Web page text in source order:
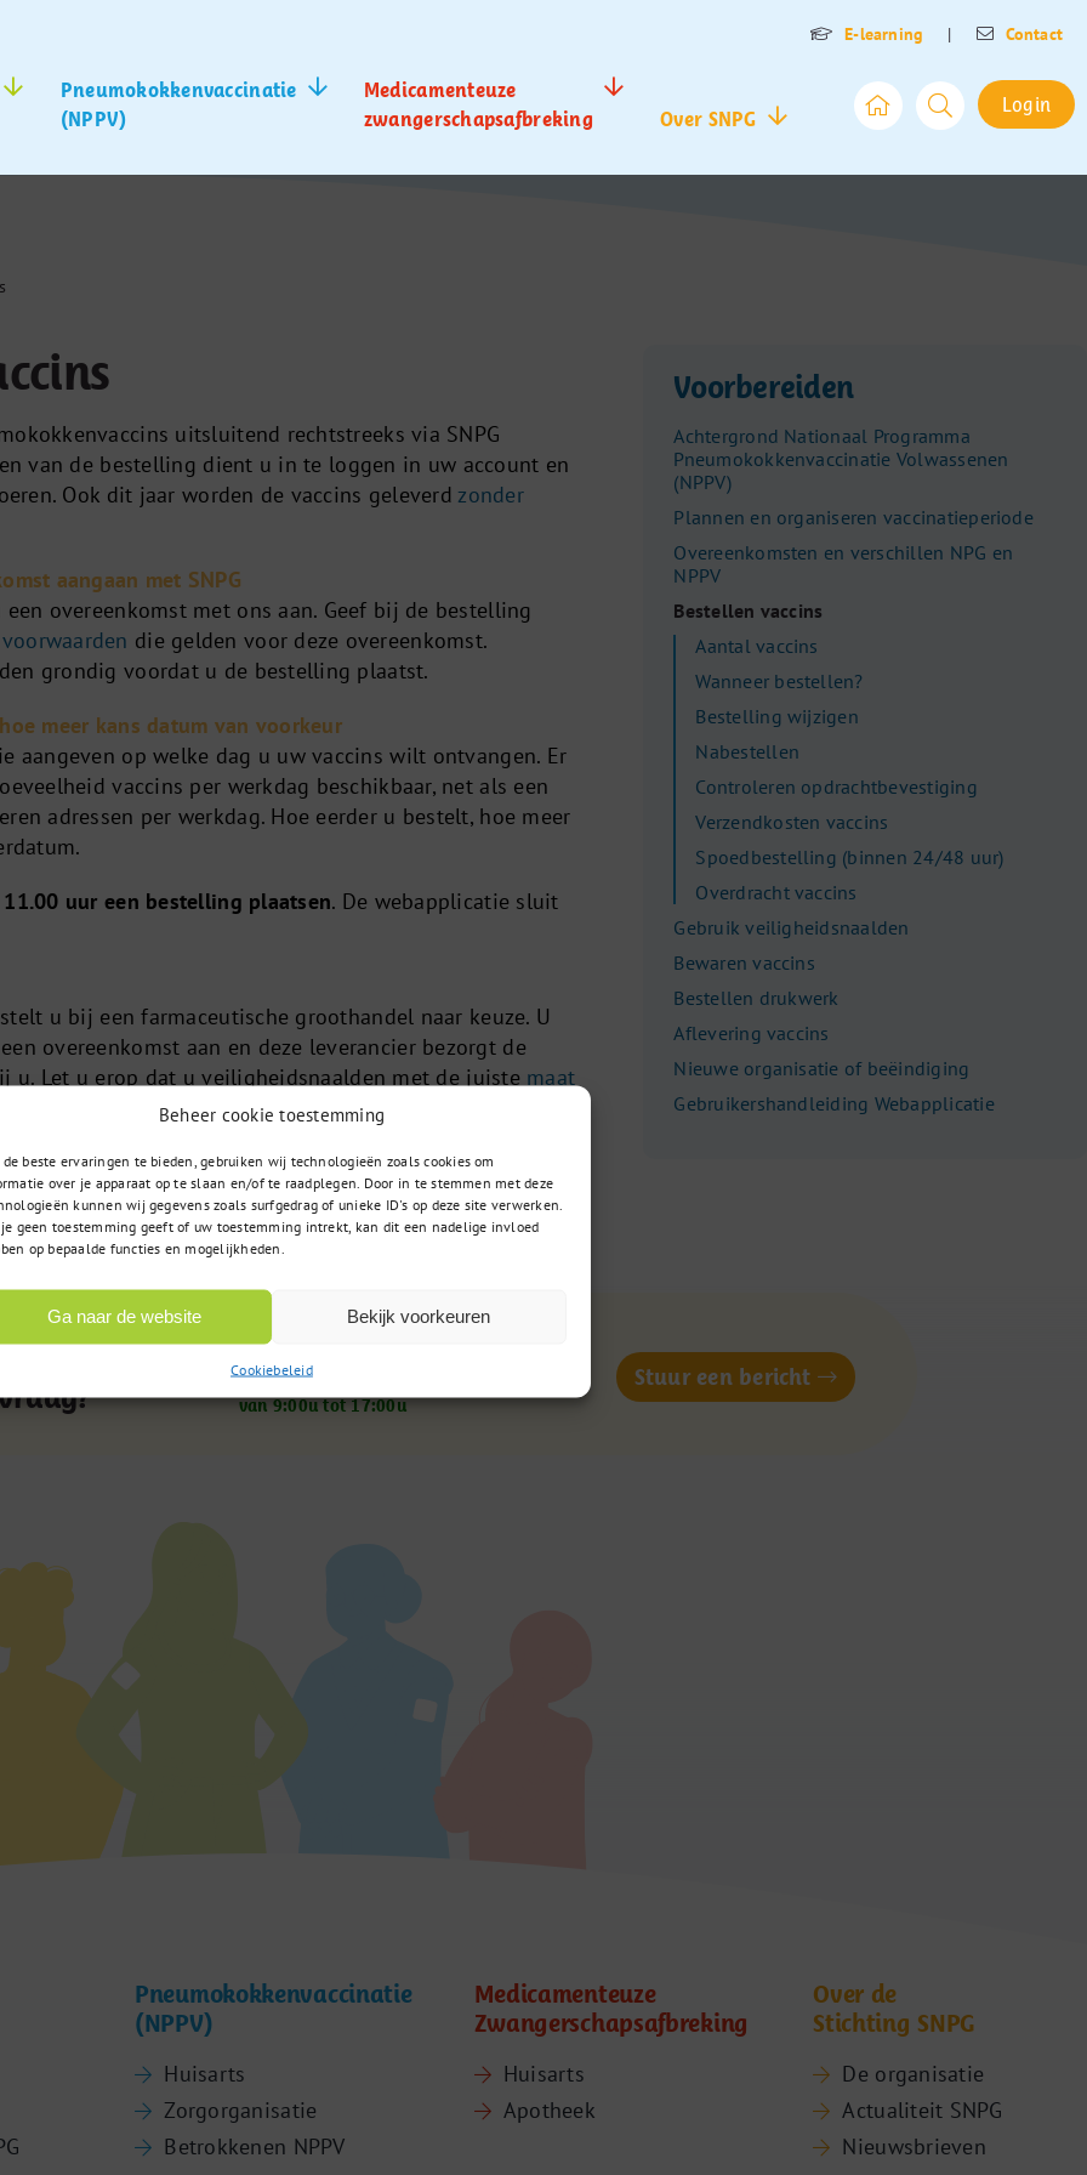
Beheer cookie toestemming
de beste ervaringen te bieden, gebruiken wij technologieën zoals cookies om
over je apparaat op te slaan en/of te raadplegen. Door in te stemmen met deze
kunnen wij gegevens zoals surfgedrag of unieke ID's op deze site verwerken.
geen toestemming geeft of uw toestemming intrekt, kan dit een nadelige invloed
op bepaalde functies en mogelijkheden.
Ga naar de website Bekijk voorkeuren
Cookiebeleid
E-learning | Contact
Pneumokokkenvaccinatie
(NPPV)
Medicamenteuze
zwangerschapsafbreking
Over SNPG
Login
uitsluitend rechtstreeks via SNPG
van de bestelling dient u in te loggen in uw account en
Ook dit jaar worden de vaccins geleverd zonder
aangaan met SNPG
overeenkomst met ons aan. Geef bij de bestelling
die gelden voor deze overeenkomst.
grondig voordat u de bestelling plaatst.
meer kans datum van voorkeur
aangeven op welke dag u uw vaccins wilt ontvangen. Er
vaccins per werkdag beschikbaar, net als een
adressen per werkdag. Hoe eerder u bestelt, hoe meer
uur een bestelling plaatsen. De webapplicatie sluit
u bij een farmaceutische groothandel naar keuze. U
overeenkomst aan en deze leverancier bezorgt de
u. Let u erop dat u veiligheidsnaalden met de juiste maat
hoogstwaarschijnlijk per 100 stuks bestellen,
van vaccins, die per 10 stuks gaat.
Voorbereiden
Achtergrond Nationaal Programma
Pneumokokkenvaccinatie Volwassenen
(NPPV)
Plannen en organiseren vaccinatieperiode
Overeenkomsten en verschillen NPG en
NPPV
Bestellen vaccins
Aantal vaccins
Wanneer bestellen?
Bestelling wijzigen
Nabestellen
Controleren opdrachtbevestiging
Verzendkosten vaccins
Spoedbestelling (binnen 24/48 uur)
Overdracht vaccins
Gebruik veiligheidsnaalden
Bewaren vaccins
Bestellen drukwerk
Aflevering vaccins
Nieuwe organisatie of beëindiging
Gebruikershandleiding Webapplicatie
u zoekt
085 – 02 98 705
van 9:00u tot 17:00u
Stuur een bericht
Pneumokokkenvaccinatie
(NPPV)
Huisarts
Zorgorganisatie
Betrokkenen NPPV
Medicamenteuze
Zwangerschapsafbreking
Huisarts
Apotheek
Over de
Stichting SNPG
De organisatie
Actualiteit SNPG
Nieuwsbrieven